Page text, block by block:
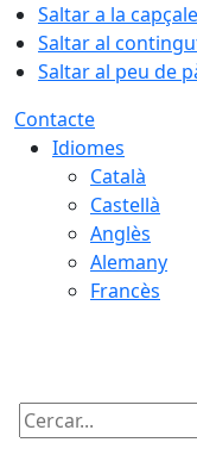
Saltar a la
Saltar al
Saltar al peu de
Contacte
Idiomes
Català
Castellà
Anglès
Alemany
Francès
Cercar: